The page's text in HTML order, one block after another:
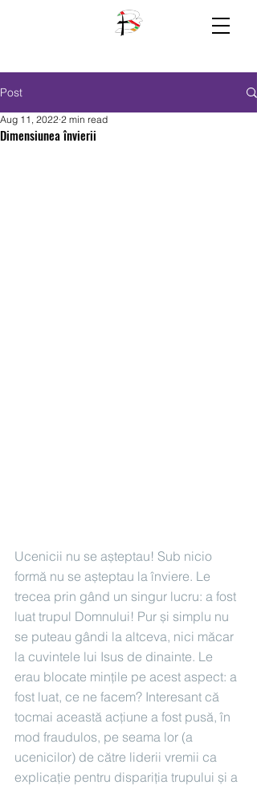
Post
Dimensiunea învierii
Aug 11, 2022 2 min read
Ucenicii nu se așteptau! Sub nicio
formă nu se așteptau la înviere. Le
trecea prin gând un singur lucru: a fost
luat trupul Domnului! Pur și simplu nu
se puteau gândi la altceva, nici măcar
la cuvintele lui Isus de dinainte. Le
erau blocate mințile pe acest aspect: a
fost luat, ce ne facem? Interesant că
tocmai această acțiune a fost pusă, în
mod fraudulos, pe seama lor (a
ucenicilor) de către liderii vremii ca
explicație pentru dispariția trupului și a